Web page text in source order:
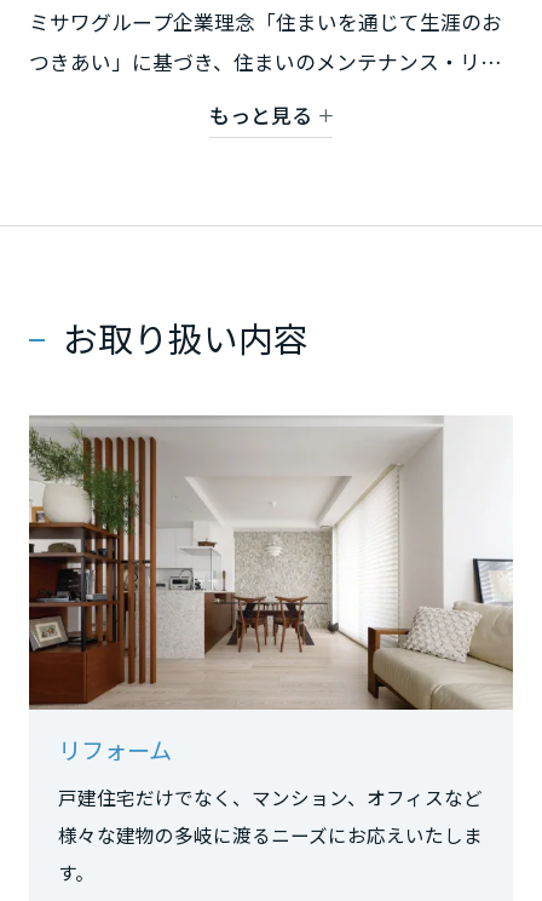
ミサワグループ企業理念「住まいを通じて生涯のお
つきあい」に基づき、住まいのメンテナンス・リフ
ォームだけでなく、ご所有の資産活用など、お客様
の要望に対して幅広いご提案をさせていただきま
三芳町、富士見市、和光市
もっと見る
お取り扱い内容
リフォーム
戸建住宅だけでなく、マンション、オフィスなど
様々な建物の多岐に渡るニーズにお応えいたしま
す。
富山県
福井県
山梨県
長野県
東海エリア
岐阜県
静岡県
愛知県